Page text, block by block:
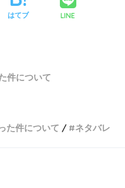
はてブ LINE
件について
た件について
ネタバレ